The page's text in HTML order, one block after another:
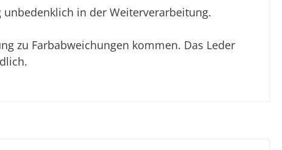
in der Weiterverarbeitung.
zu Farbabweichungen kommen. Das Leder